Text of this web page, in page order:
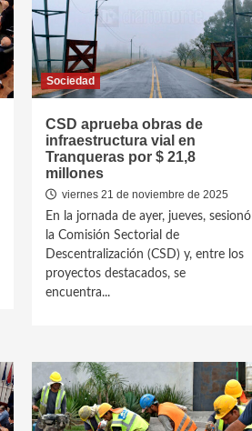
Sociedad
CSD aprueba obras de
infraestructura vial en
Tranqueras por $ 21,8
millones
viernes 21 de noviembre de 2025
En la jornada de ayer, jueves, sesionó
la Comisión Sectorial de
Descentralización (CSD) y, entre los
proyectos destacados, se
encuentra...